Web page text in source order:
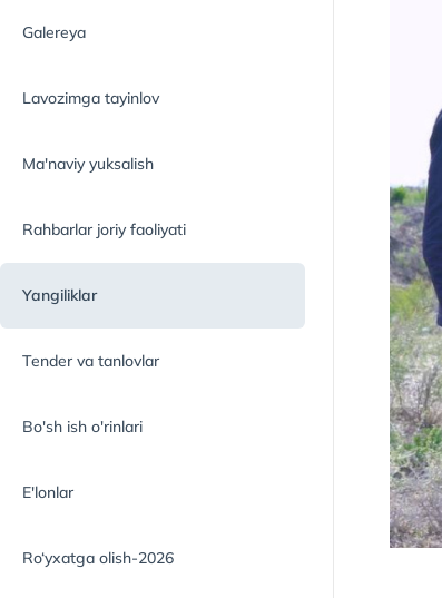
Galereya
Lavozimga tayinlov
Ma'naviy yuksalish
Rahbarlar joriy faoliyati
Yangiliklar
Tender va tanlovlar
Bo'sh ish o'rinlari
E'lonlar
Ro‘yxatga olish-2026